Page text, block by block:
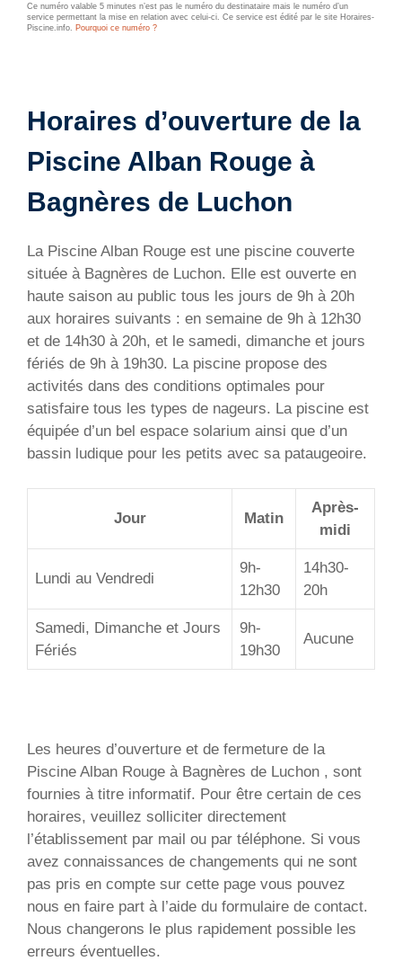
Ce numéro valable 5 minutes n’est pas le numéro du destinataire mais le numéro d’un
service permettant la mise en relation avec celui-ci. Ce service est édité par le site Horaires-
Piscine.info. Pourquoi ce numéro ?
Horaires d’ouverture de la
Piscine Alban Rouge à
Bagnères de Luchon
La Piscine Alban Rouge est une piscine couverte
située à Bagnères de Luchon. Elle est ouverte en
haute saison au public tous les jours de 9h à 20h
aux horaires suivants : en semaine de 9h à 12h30
et de 14h30 à 20h, et le samedi, dimanche et jours
fériés de 9h à 19h30. La piscine propose des
activités dans des conditions optimales pour
satisfaire tous les types de nageurs. La piscine est
équipée d’un bel espace solarium ainsi que d’un
bassin ludique pour les petits avec sa pataugeoire.
Jour Matin
Après-
midi
Lundi au Vendredi
9h-
12h30
14h30-
20h
Samedi, Dimanche et Jours
Fériés
9h-
19h30
Aucune
Les heures d’ouverture et de fermeture de la
Piscine Alban Rouge à Bagnères de Luchon , sont
fournies à titre informatif. Pour être certain de ces
horaires, veuillez solliciter directement
l’établissement par mail ou par téléphone. Si vous
avez connaissances de changements qui ne sont
pas pris en compte sur cette page vous pouvez
nous en faire part à l’aide du formulaire de contact.
Nous changerons le plus rapidement possible les
erreurs éventuelles.